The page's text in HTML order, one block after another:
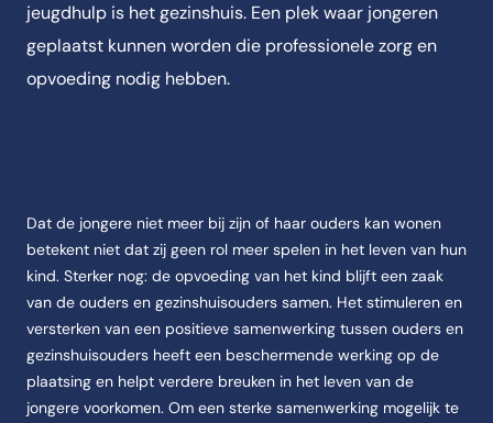
jeugdhulp is het gezinshuis. Een plek waar jongeren
geplaatst kunnen worden die professionele zorg en
opvoeding nodig hebben.
Dat de jongere niet meer bij zijn of haar ouders kan wonen
betekent niet dat zij geen rol meer spelen in het leven van hun
kind. Sterker nog: de opvoeding van het kind blijft een zaak
van de ouders en gezinshuisouders samen. Het stimuleren en
versterken van een positieve samenwerking tussen ouders en
gezinshuisouders heeft een beschermende werking op de
plaatsing en helpt verdere breuken in het leven van de
jongere voorkomen. Om een sterke samenwerking mogelijk te